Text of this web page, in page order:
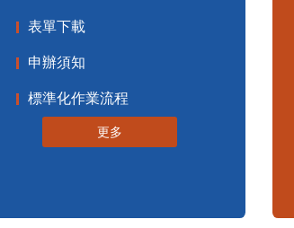
表單下載
申辦須知
標準化作業流程
更多